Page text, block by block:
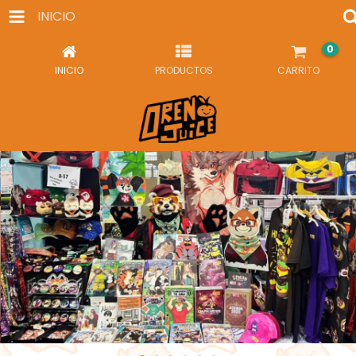
INICIO
INICIO PRODUCTOS CARRITO
0